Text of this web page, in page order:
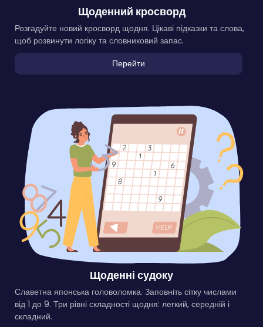
Щоденний кросворд
Розгадуйте новий кросворд щодня. Цікаві підказки та слова,
щоб розвинути логіку та словниковий запас.
Перейти
Щоденні судоку
Славетна японська головоломка. Заповніть сітку числами
від 1 до 9. Три рівні складності щодня: легкий, середній і
складний.